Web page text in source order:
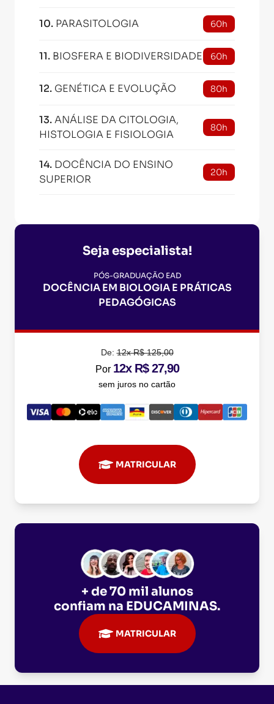
10. PARASITOLOGIA 60h
11. BIOSFERA E BIODIVERSIDADE 60h
12. GENÉTICA E EVOLUÇÃO 80h
13.ANÁLISE DA CITOLOGIA,
HISTOLOGIA E FISIOLOGIA
80h
14. DOCÊNCIA DO ENSINO
SUPERIOR
20h
Seja especialista!
PÓS-GRADUAÇÃO EAD
DOCÊNCIA EM BIOLOGIA E PRÁTICAS
PEDAGÓGICAS
De:12x R$ 125,00
Por 12x R$ 27,90
sem juros no cartão
MATRICULAR
+ de 70 mil alunos
confiam na EDUCAMINAS.
MATRICULAR